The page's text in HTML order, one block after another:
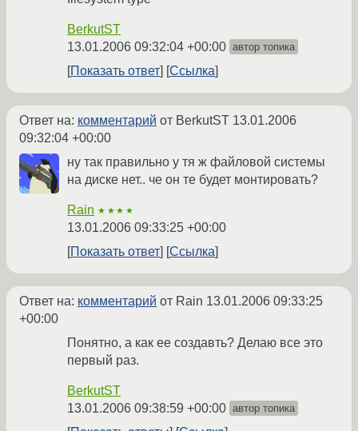
BerkutST
13.01.2006 09:32:04 +00:00 автор топика
Показать ответ Ссылка
Ответ на: комментарий от BerkutST 13.01.2006
09:32:04 +00:00
ну так правильно у тя ж файловой системы
на диске нет.. че он те будет монтировать?
Rain ★★★★
13.01.2006 09:33:25 +00:00
Показать ответ
Ссылка
Ответ на: комментарий от Rain 13.01.2006 09:33:25
+00:00
Понятно, а как ее создавть? Делаю все это
первый раз.
BerkutST
13.01.2006 09:38:59 +00:00 автор топика